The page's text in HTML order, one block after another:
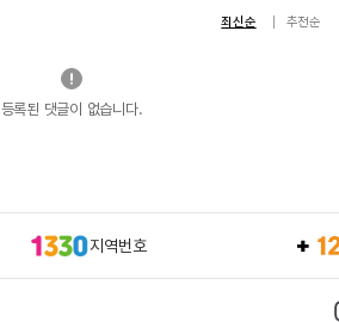
최신순 추천순
등록된 댓글이 없습니다.
지역번호